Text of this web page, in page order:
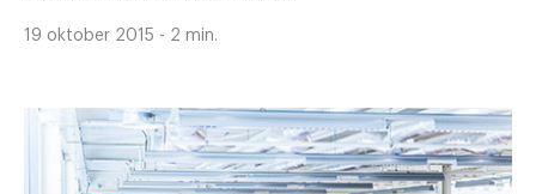
19 oktober 2015 - 2 min.